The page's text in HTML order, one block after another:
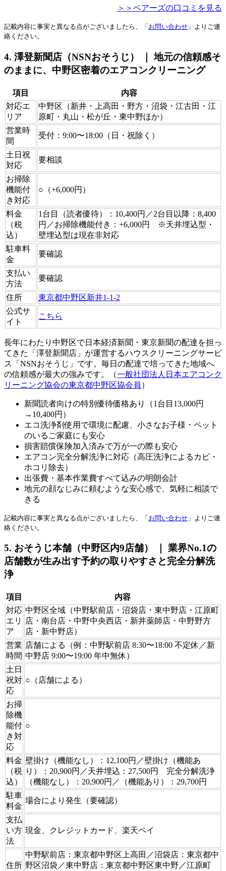
＞＞ベアーズの口コミを見る
記載内容に事実と異なる点がございましたら、「 お問い合わせ 」よりご連
絡ください。
4. 澤登新聞店（NSNおそうじ） ｜ 地元の信頼感そ
のままに、中野区密着のエアコンクリーニング
項目
内容
対応エ
リア
中野区（新井・上高田・野方・沼袋・江古田・江
原町・丸山・松が丘・東中野ほか）
営業時
間
受付：9:00〜18:00（日・祝除く）
土日祝
対応
要相談
お掃除
機能付
き対応
○（+6,000円）
料金
（税
込）
1台目（読者優待）：10,400円／2台目以降：8,400
円／お掃除機能付き：+6,000円 ※天井埋込型・
壁埋込型は現在非対応
駐車料
金
要確認
支払い
方法
要確認
住所
東京都中野区新井1-1-2
公式サ
イト
こちら
長年にわたり中野区で日本経済新聞・東京新聞の配達を担っ
てきた「澤登新聞店」が運営するハウスクリーニングサービ
ス「NSNおそうじ」です。毎日の配達で培ってきた地域へ
の信頼感が最大の強みです。（一般社団法人日本エアコンク
リーニング協会の東京都中野区協会員 ）
新聞読者向けの特別優待価格あり（1台目13,000円
→10,400円）
エコ洗浄剤使用で環境に配慮、小さなお子様・ペット
のいるご家庭にも安心
損害賠償保険加入済みで万が一の際も安心
エアコン完全分解洗浄に対応（高圧洗浄によるカビ・
ホコリ除去）
出張費・基本作業費すべて込みの明朗会計
地元の顔なじみに頼むような安心感で、気軽に相談で
きる
記載内容に事実と異なる点がございましたら、「 お問い合わせ 」よりご連
絡ください。
5. おそうじ本舗（中野区内9店舗） ｜ 業界No.1の
店舗数が生み出す予約の取りやすさと完全分解洗
浄
項目
内容
対応
エリ
ア
中野区全域（中野駅前店・沼袋店・東中野店・江原町
店・南台店・中野中央西店・新井薬師店・中野野方
店・新中野店）
営業
時間
店舗による（例：中野駅前店 8:30〜18:00 不定休／新
中野店 9:00〜19:00 年中無休）
土日
祝対
応
○（店舗による）
お掃
除機
能付
き対
応
○
料金
（税
込）
壁掛け（機能なし）：12,100円／壁掛け（機能あ
り）：20,900円／天井埋込：27,500円 完全分解洗浄
（機能なし）：20,900円／（機能あり）：29,700円
駐車
料金
場合により発生（要確認）
支払
い方
法
現金、クレジットカード、楽天ペイ
住所
中野駅前店：東京都中野区上高田／沼袋店：東京都中
野区沼袋／東中野店：東京都中野区東中野／江原町